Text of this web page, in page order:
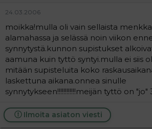
24.03.2006
moikka!mulla oli vain sellaista
alamahassa ja selässä noin viikon
synnytystä.kunnon supistukset
aamuna kuin tyttö syntyi.mulla ei siis
mitään supisteluita koko
laskettuna aikana.onnea sinulle
synnytykseen!!!!!!!!!!!!meijän tyttö on "jo"
Ilmoita asiaton viesti